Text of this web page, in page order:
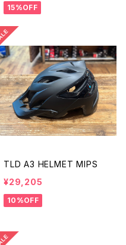
15%OFF
TLD A3 HELMET MIPS
¥29,205
10%OFF